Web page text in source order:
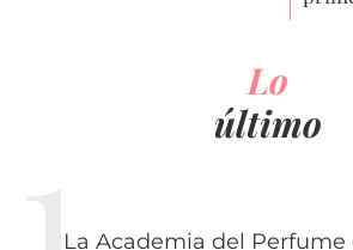
Lo
último
La Academia del Perfume